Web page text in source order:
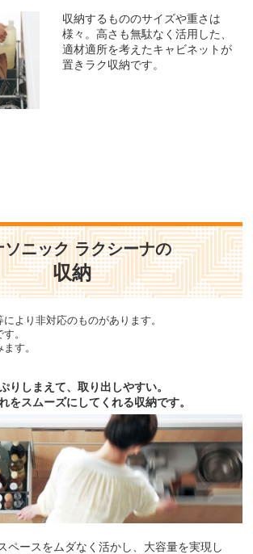
収納するもののサイズや重さは
様々。高さも無駄なく活用した、
適材適所を考えたキャビネットが
置きラク収納です。
ソニック ラクシーナの
収納
より非対応のものがあります。
。
す。
りしまえて、取り出しやすい。
をスムーズにしてくれる収納です。
ペースをムダなく活かし、大容量を実現し